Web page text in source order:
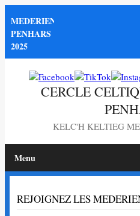
MEDERIEN
PENHARS
2025
CERCLE
KELC'H KELTIEG
Menu
REJOIGNEZ LES
Page